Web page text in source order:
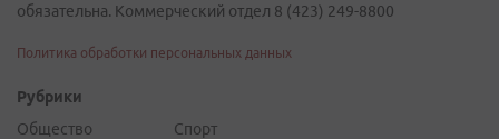
обязательна. Коммерческий отдел 8 (423) 249-8800
Политика обработки персональных данных
Рубрики
Общество
Спорт